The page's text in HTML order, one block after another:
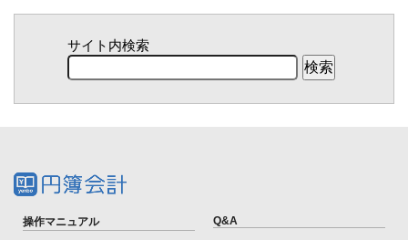
サイト内検索
操作マニュアル Q&A